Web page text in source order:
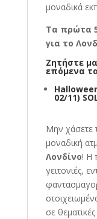
μοναδικά
Τα πρώτα
για το
Ζητήστε
επόμενα
02/11)
Μην χάσετε
μοναδική
Λονδίνο! Η
γειτονιές,
σε